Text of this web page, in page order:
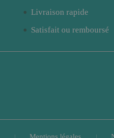
Livraison rapide
Satisfait ou remboursé